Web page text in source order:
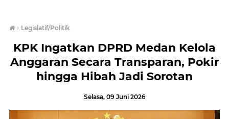
› Legislatif/Politik
KPK Ingatkan DPRD Medan Kelola
Anggaran Secara Transparan, Pokir
hingga Hibah Jadi Sorotan
Selasa, 09 Juni 2026